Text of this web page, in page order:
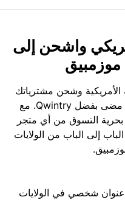
واشحن إلى
موزمبيق
وشحن مشترياتك
إلى موزمبيق أسهل من أي وقت مضى بفضل Qwintry. مع
بحرية التسوق من أي متجر
إلى الباب من الولايات
عنوان شخصي في الولايات